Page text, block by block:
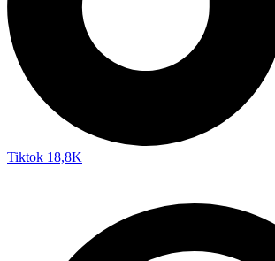
Tiktok 18,8K